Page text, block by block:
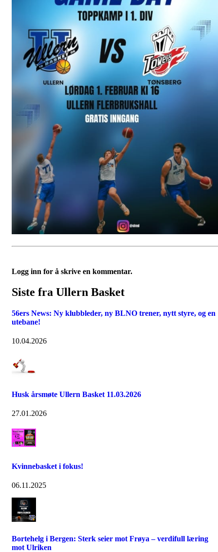
Logg inn for å skrive en kommentar.
Siste fra Ullern Basket
56ers News: Ny klubbleder, ny BLNO trener, nytt styre, og en
utebane!
10.04.2026
Husk årsmøte Ullern Basket 11.03.2026
27.01.2026
Kvinnebasket i fokus!
06.11.2025
Bortehelg i Bergen: Sterk seier mot Frøya – verdifull læring
mot Ulriken